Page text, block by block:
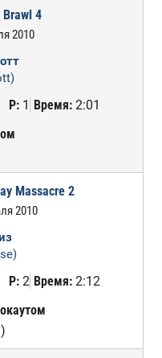
4
2010
Р:1 Время:2:01
Massacre 2
2010
Р:2 Время:2:12